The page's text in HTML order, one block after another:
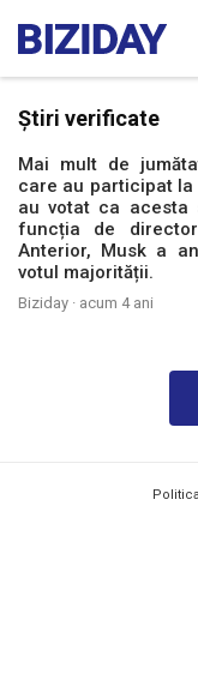
Știri verificate
Mai mult de
care au participat la
au votat ca acesta
funcția de
Anterior, Musk a
votul majorității.
Biziday · acum 4 ani